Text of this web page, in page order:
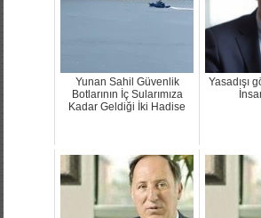
Yunan Sahil Güvenlik
Botlarının İç Sularımıza
Kadar Geldiği İki Hadise
Yasadışı